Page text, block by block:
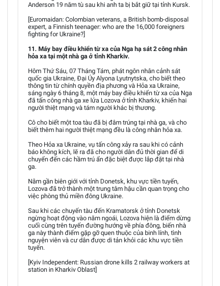
Anderson 19 năm tù sau khi anh ta bị bắt giữ tại tỉnh Kursk.
[Euromaidan: Colombian veterans, a British bomb-disposal
expert, a Finnish teenager: who are the 16,000 foreigners
fighting for Ukraine?]
11. Máy bay điều khiển từ xa của Nga hạ sát 2 công nhân
hỏa xa tại một nhà ga ở tỉnh Kharkiv.
Hôm Thứ Sáu, 07 Tháng Tám, phát ngôn nhân cảnh sát
quốc gia Ukraine, Đại Úy Alyona Lyutnytska, cho biết theo
thông tin từ chính quyền địa phương và Hỏa xa Ukraine,
sáng ngày 6 tháng 8, một máy bay điều khiển từ xa của Nga
đã tấn công nhà ga xe lửa Lozova ở tỉnh Kharkiv, khiến hai
người thiệt mạng và tám người khác bị thương.
Cô cho biết một toa tàu đã bị đâm trúng tại nhà ga, và cho
biết thêm hai người thiệt mạng đều là công nhân hỏa xa.
Theo Hỏa xa Ukraine, vụ tấn công xảy ra sau khi có cảnh
báo không kích, lẽ ra đã cho người dân đủ thời gian để di
chuyển đến các hầm trú ẩn đặc biệt được lắp đặt tại nhà
ga.
Nằm gần biên giới với tỉnh Donetsk, khu vực tiền tuyến,
Lozova đã trở thành một trung tâm hậu cần quan trọng cho
việc phòng thủ miền đông Ukraine.
Sau khi các chuyến tàu đến Kramatorsk ở tỉnh Donetsk
ngừng hoạt động vào năm ngoái, Lozova hiện là điểm dừng
cuối cùng trên tuyến đường hướng về phía đông, biến nhà
ga này thành điểm gặp gỡ quen thuộc của binh lính, tình
nguyện viên và cư dân được di tản khỏi các khu vực tiền
tuyến.
[Kyiv Independent: Russian drone kills 2 railway workers at
station in Kharkiv Oblast]